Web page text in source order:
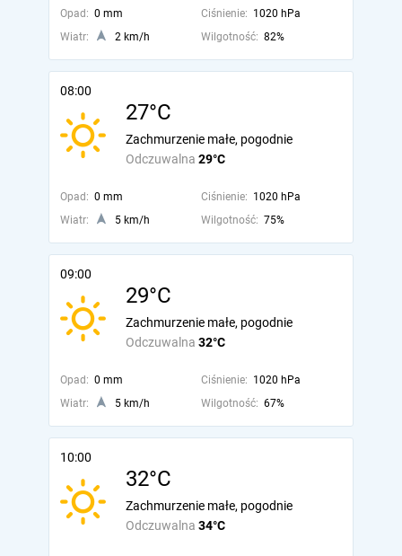
Opad: 0 mm Ciśnienie: 1020 hPa
Wiatr:
2 km/h Wilgotność: 82%
08:00
27°C
Odczuwalna 29°C
Zachmurzenie małe, pogodnie
Opad: 0 mm Ciśnienie: 1020 hPa
Wiatr:
5 km/h Wilgotność: 75%
09:00
29°C
Odczuwalna 32°C
Zachmurzenie małe, pogodnie
Opad: 0 mm Ciśnienie: 1020 hPa
Wiatr:
5 km/h Wilgotność: 67%
10:00
32°C
Odczuwalna 34°C
Zachmurzenie małe, pogodnie